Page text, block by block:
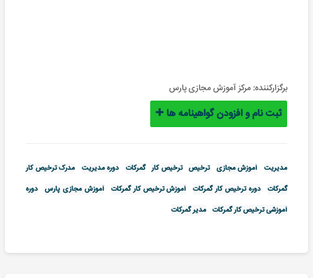
برگزارکننده: مرکز آموزش مجازی پارس
ثبت نام و افزودن گواهینامه ها
مدیریت آموزش مجازی ترخیص ترخیص کار گمرکات دوره مدیریت
مدرک ترخیص کار
گمرکات
دوره ترخیص کار گمرکات آموزش ترخیص کار گمرکات آموزش مجازی پارس
دوره
آموزشی ترخیص کار گمرکات مدیر گمرکات